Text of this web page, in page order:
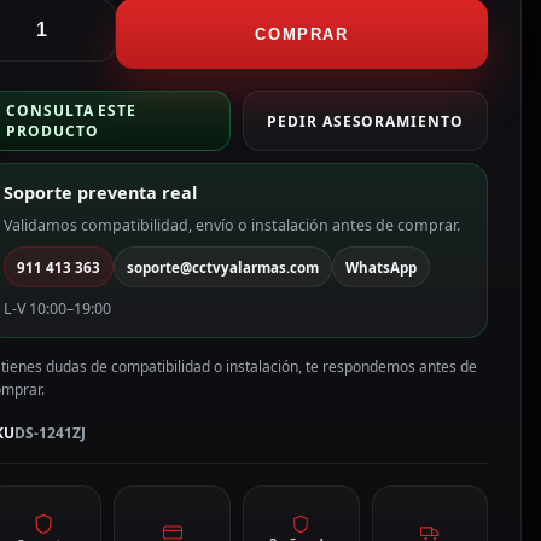
COMPRAR
CONSULTA ESTE
PRODUCTO
PEDIR ASESORAMIENTO
Soporte preventa real
Validamos compatibilidad, envío o instalación antes de comprar.
911 413 363 soporte@cctvyalarmas.com WhatsApp
L-V 10:00–19:00
dudas de compatibilidad o instalación, te respondemos antes de
DS-1241ZJ